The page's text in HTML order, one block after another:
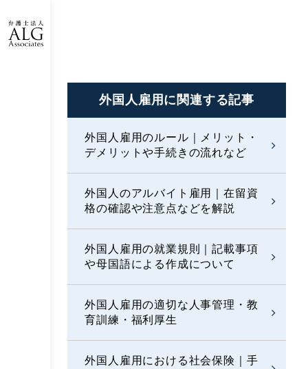
外国人雇用に 関連する記事
外国人雇用のルール｜メリット・
デメリットや手続きの流れなど
外国人のアルバイト雇用｜在留資
格の確認や注意点などを解説
外国人雇用の就業規則｜記載事項
や母国語による作成について
外国人雇用の適切な人事管理・教
育訓練・福利厚生
外国人雇用における社会保険｜手